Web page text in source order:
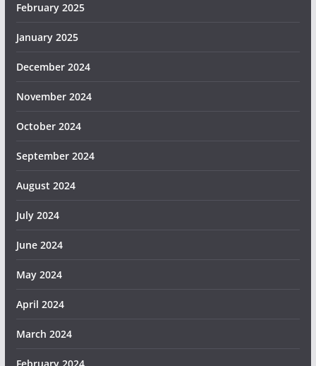
February 2025
January 2025
December 2024
November 2024
October 2024
September 2024
August 2024
July 2024
June 2024
May 2024
April 2024
March 2024